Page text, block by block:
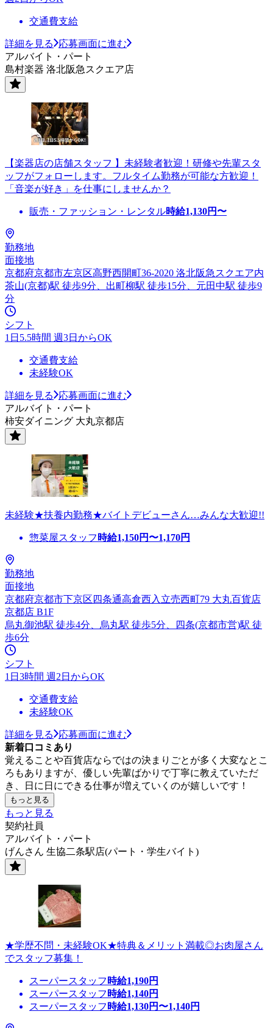
交通費支給
詳細を見る
応募画面に進む
アルバイト・パート
島村楽器 洛北阪急スクエア店
【楽器店の店舗スタッフ 】未経験者歓迎！研修や先輩スタ
ッフがフォローします。フルタイム勤務が可能な方歓迎！
「音楽が好き」を仕事にしませんか？
販売・ファッション・レンタル時給1,130円〜
勤務地
面接地
京都府京都市左京区高野西開町36-2020 洛北阪急スクエア内
茶山(京都)駅 徒歩9分、出町柳駅 徒歩15分、元田中駅 徒歩9
分
シフト
1日5.5時間 週3日からOK
交通費支給
未経験OK
詳細を見る
応募画面に進む
アルバイト・パート
柿安ダイニング 大丸京都店
未経験★扶養内勤務★バイトデビューさん…みんな大歓迎!!
惣菜屋スタッフ 時給1,150円〜1,170円
勤務地
面接地
京都府京都市下京区四条通高倉西入立売西町79 大丸百貨店
京都店 B1F
烏丸御池駅 徒歩4分、烏丸駅 徒歩5分、四条(京都市営)駅 徒
歩6分
シフト
1日3時間 週2日からOK
交通費支給
未経験OK
詳細を見る
応募画面に進む
新着口コミあり
覚えることや百貨店ならではの決まりごとが多く大変なとこ
ろもありますが、優しい先輩ばかりで丁寧に教えていただ
き、日に日にできる仕事が増えていくのが嬉しいです！
もっと見る
もっと見る
契約社員
アルバイト・パート
げんさん 生協二条駅店(パート・学生バイト)
★学歴不問・未経験OK★特典＆メリット満載◎お肉屋さん
でスタッフ募集！
スーパースタッフ 時給1,190円
スーパースタッフ 時給1,140円
スーパースタッフ 時給1,130円〜1,140円